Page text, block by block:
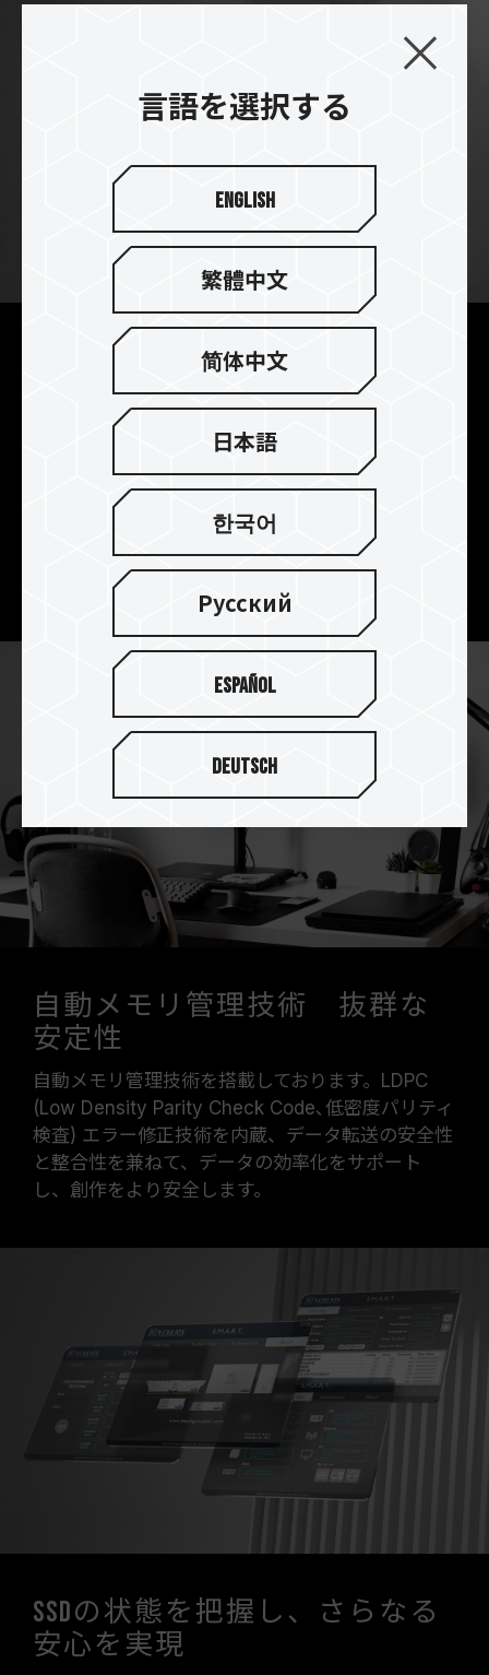
特許取得済みの極薄グラフェ
ンヒートシンクにより、創作
中でも効率的な放熱が期待で
特許取得済みの極薄グラフェンヒートシンクによ
り、ハイエンドな作業をしでも放熱効果が抜群
し、システムの動作を安定させ、長時間のクリエ
イティブな作業を心配する必要はありません。
自動メモリ管理技術 抜群な
安定性
自動メモリ管理技術を搭載しております。LDPC
(Low Density Parity Check Code､低密度パリティ
検査) エラー修正技術を内蔵、データ転送の安全性
と整合性を兼ねて、データの効率化をサポート
し、創作をより安全します。
SSDの状態を把握し、さらなる
安心を実現
言語を選択する
English
繁體中文
简体中文
日本語
한국어
Русский
Español
Deutsch